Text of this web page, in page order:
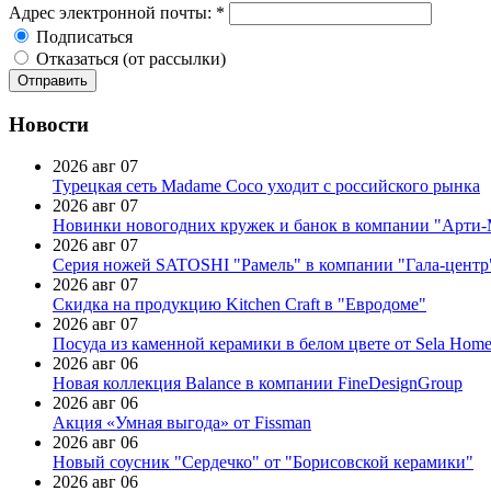
Адрес электронной почты: *
Подписаться
Отказаться (от рассылки)
Новости
2026 авг 07
Турецкая сеть Madame Coco уходит с российского рынка
2026 авг 07
Новинки новогодних кружек и банок в компании
2026 авг 07
Серия ножей SATOSHI "Рамель" в компании "Гала-
2026 авг 07
Скидка на продукцию Kitchen Craft в "Евродоме"
2026 авг 07
Посуда из каменной керамики в белом цвете от Sela Home
2026 авг 06
Новая коллекция Balance в компании FineDesignGroup
2026 авг 06
Акция «Умная выгода» от Fissman
2026 авг 06
Новый соусник "Сердечко" от "Борисовской керамики"
2026 авг 06